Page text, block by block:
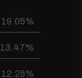
19.05%
13.47%
12.25%